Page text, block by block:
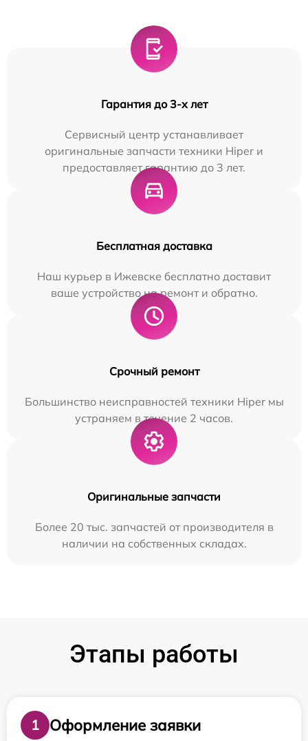
Гарантия до 3-х лет
Сервисный центр устанавливает
оригинальные запчасти техники Hiper и
предоставляет гарантию до 3 лет.
Бесплатная доставка
Наш курьер в Ижевске бесплатно доставит
ваше устройство на ремонт и обратно.
Срочный ремонт
Большинство неисправностей техники Hiper мы
устраняем в течение 2 часов.
Оригинальные запчасти
Более 20 тыс. запчастей от производителя в
наличии на собственных складах.
Этапы работы
1
Оформление заявки